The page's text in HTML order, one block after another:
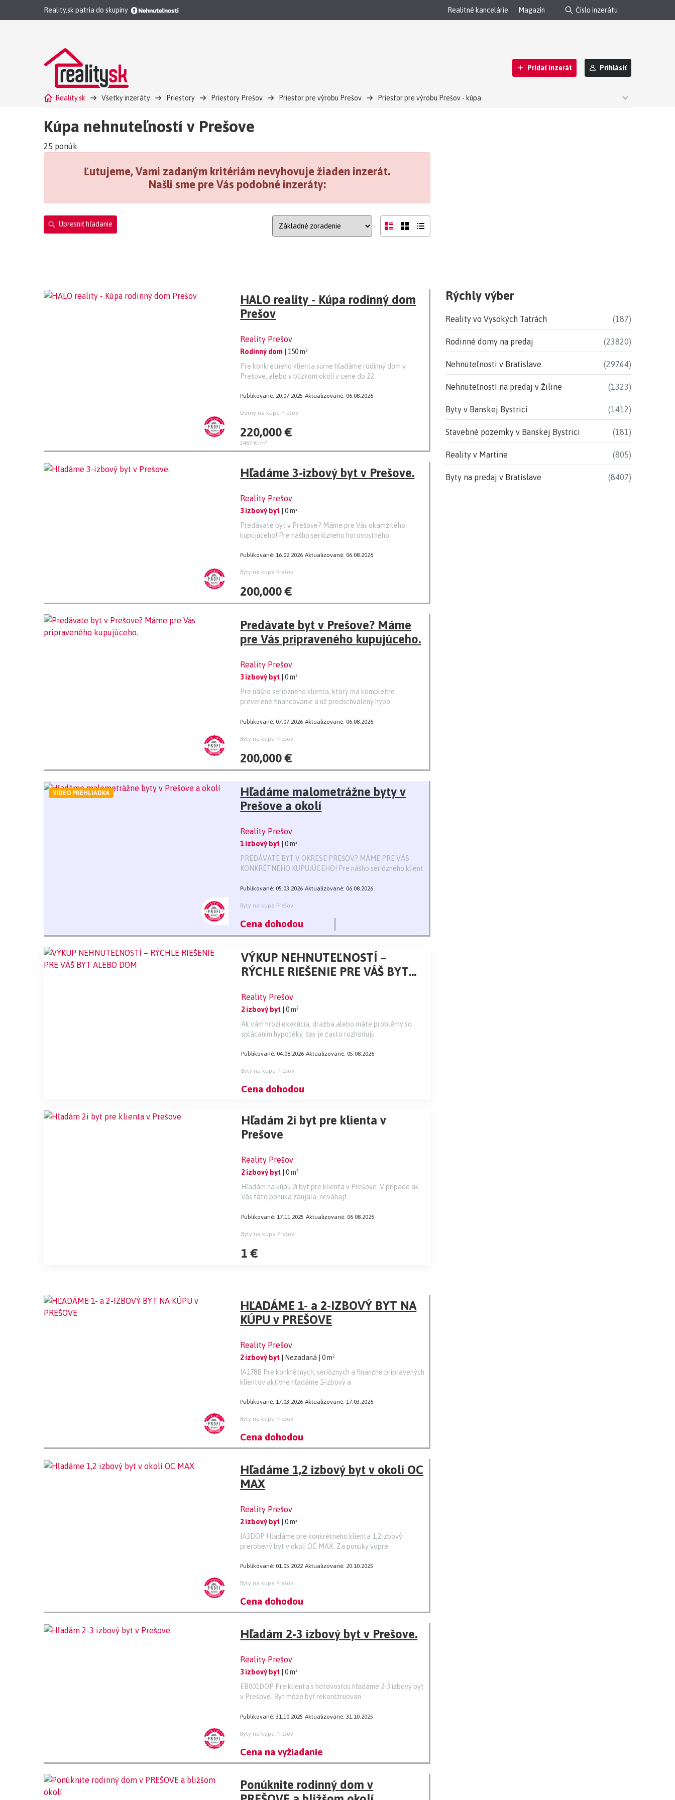
Reality.sk patria do skupiny Realitné kancelárie Magazín
Pridať inzerát Prihlásiť
Reality.sk Všetky inzeráty Priestory Priestory Prešov Priestor pre výrobu Prešov Priestor pre výrobu Prešov - kúpa
Kúpa nehnuteľností v Prešove
25 ponúk
Ľutujeme, Vami zadaným kritériám nevyhovuje žiaden inzerát.
Našli sme pre Vás podobné inzeráty:
Upresniť hľadanie
HALO reality - Kúpa rodinný dom
Prešov
Reality Prešov
Rodinný dom
| 150 m²
Pre konkrétneho klienta súrne hľadáme rodinný dom v
Prešove, alebo v blízkom okolí v cene do 22
Publikované: 20.07.2025 Aktualizované: 06.08.2026
Domy na kúpa Prešov
220,000 €
1467 €/m²
Hľadáme 3-izbový byt v Prešove.
Reality Prešov
3 izbový byt
| 0 m²
Predávate byt v Prešove? Máme pre Vás okamžitého
kupujúceho! Pre nášho seriózneho hotovostného
Publikované: 16.02.2026 Aktualizované: 06.08.2026
Byty na kúpa Prešov
200,000 €
Predávate byt v Prešove? Máme
pre Vás pripraveného kupujúceho.
Reality Prešov
3 izbový byt
| 0 m²
Pre nášho seriózneho klienta, ktorý má kompletne
preverené financovanie a už predschválený hypo
Publikované: 07.07.2026 Aktualizované: 06.08.2026
Byty na kúpa Prešov
200,000 €
Hľadáme malometrážne byty v
Prešove a okolí
Reality Prešov
1 izbový byt
| 0 m²
PREDÁVATE BYT V OKRESE PREŠOV? MÁME PRE VÁS
KONKRÉTNEHO KUPUJÚCEHO! Pre nášho seriózneho klient
Publikované: 05.03.2026 Aktualizované: 06.08.2026
Byty na kúpa Prešov
Cena dohodou
VIDEO PREHLIADKA
VÝKUP NEHNUTEĽNOSTÍ –
RÝCHLE RIEŠENIE PRE VÁŠ BYT
Reality Prešov
2 izbový byt
| 0 m²
Ak vám hrozí exekúcia, dražba alebo máte problémy so
splácaním hypotéky, čas je často rozhodujú
Publikované: 04.08.2026 Aktualizované: 05.08.2026
Byty na kúpa Prešov
Cena dohodou
Hľadám 2i byt pre klienta v
Prešove
Reality Prešov
2 izbový byt
| 0 m²
Hľadám na kúpu 2i byt pre klienta v Prešove. V prípade ak
Vás táto ponuka zaujala, neváhajt
Publikované: 17.11.2025 Aktualizované: 06.08.2026
Byty na kúpa Prešov
1 €
HĽADÁME 1- a 2-IZBOVÝ BYT NA
KÚPU v PREŠOVE
Reality Prešov
2 izbový byt | Nezadaná | 0 m²
IA178B Pre konkrétnych, serióznych a finančne pripravených
klientov aktívne hľadáme 1-izbový a
Publikované: 17.03.2026 Aktualizované: 17.03.2026
Byty na kúpa Prešov
Cena dohodou
Hľadáme 1,2 izbový byt v okolí OC
MAX
Reality Prešov
2 izbový byt
| 0 m²
IA3DOP Hľadáme pre konkrétneho klienta 1,2 izbový
prerobený byt v okolí OC MAX. Za ponuky vopre
Publikované: 01.05.2022 Aktualizované: 20.10.2025
Byty na kúpa Prešov
Cena dohodou
Hľadám 2-3 izbový byt v Prešove.
Reality Prešov
3 izbový byt
| 0 m²
EB001DOP Pre klienta s hotovosťou hľadáme 2-3 izbový byt
v Prešove. Byt môže byť rekonštruovan
Publikované: 31.10.2025 Aktualizované: 31.10.2025
Byty na kúpa Prešov
Cena na vyžiadanie
Ponúknite rodinný dom v
Rýchly výber
Reality vo Vysokých Tatrách (187)
Rodinné domy na predaj (23820)
Nehnuteľnosti v Bratislave (29764)
Nehnuteľností na predaj v Žiline (1323)
Byty v Banskej Bystrici (1412)
Stavebné pozemky v Banskej Bystrici (181)
Reality v Martine (805)
Byty na predaj v Bratislave (8407)